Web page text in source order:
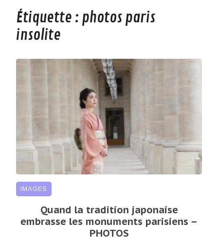
Étiquette : photos paris
insolite
IMAGES
Quand la tradition japonaise
embrasse les monuments parisiens –
PHOTOS